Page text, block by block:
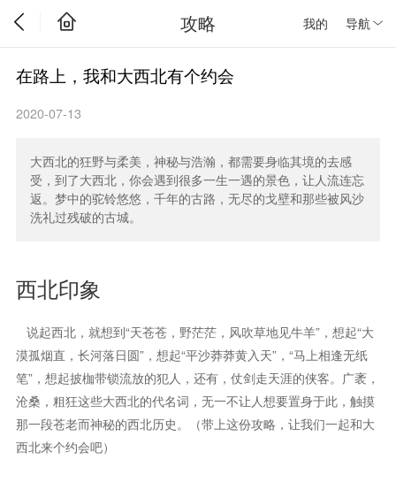
我的 导航
攻略
在路上，我和大西北有个约会
2020-07-13
大西北的狂野与柔美，神秘与浩瀚，都需要身临其境的去感
受，到了大西北，你会遇到很多一生一遇的景色，让人流连忘
返。梦中的驼铃悠悠，千年的古路，无尽的戈壁和那些被风沙
洗礼过残破的古城。
西北印象
说起西北，就想到“天苍苍，野茫茫，风吹草地见牛羊”，想起“大
漠孤烟直，长河落日圆”，想起“平沙莽莽黄入天”，“马上相逢无纸
笔”，想起披枷带锁流放的犯人，还有，仗剑走天涯的侠客。广袤，
沧桑，粗狂这些大西北的代名词，无一不让人想要置身于此，触摸
那一段苍老而神秘的西北历史。（带上这份攻略，让我们一起和大
西北来个约会吧）